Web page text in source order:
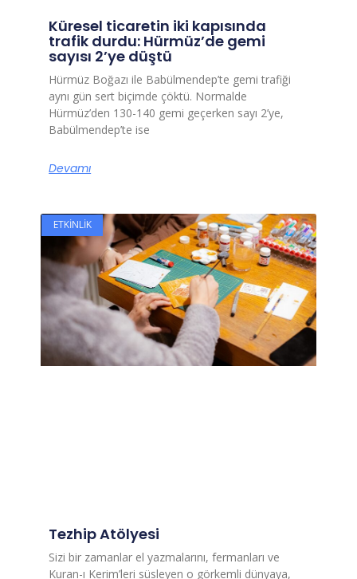
Küresel ticaretin iki kapısında
trafik durdu: Hürmüz’de gemi
sayısı 2’ye düştü
Hürmüz Boğazı ile Babülmendep’te gemi trafiği
aynı gün sert biçimde çöktü. Normalde
Hürmüz’den 130-140 gemi geçerken sayı 2’ye,
Babülmendep’te ise
Devamı
ETKINLIK
Tezhip Atölyesi
Sizi bir zamanlar el yazmalarını, fermanları ve
Kuran-ı Kerim’leri süsleyen o görkemli dünyaya,